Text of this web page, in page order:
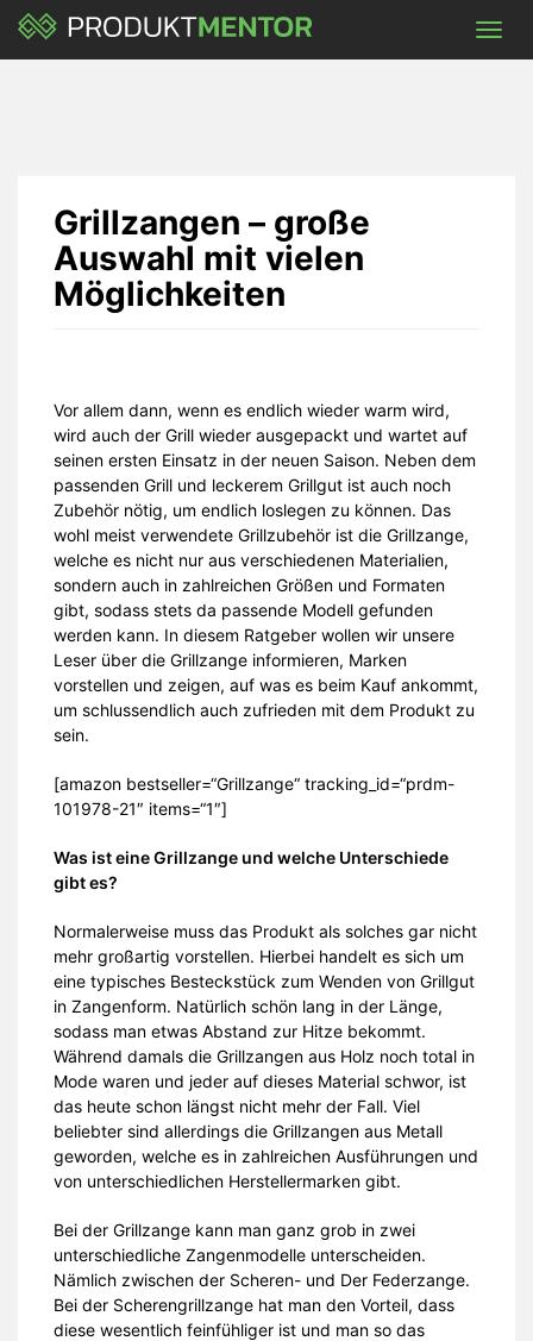
Skip
main
Grillzangen – große
Auswahl mit vielen
Möglichkeiten
Vor allem dann, wenn es endlich wieder warm wird,
wird auch der Grill wieder ausgepackt und wartet auf
seinen ersten Einsatz in der neuen Saison. Neben dem
passenden Grill und leckerem Grillgut ist auch noch
Zubehör nötig, um endlich loslegen zu können. Das
wohl meist verwendete Grillzubehör ist die Grillzange,
welche es nicht nur aus verschiedenen Materialien,
sondern auch in zahlreichen Größen und Formaten
gibt, sodass stets da passende Modell gefunden
werden kann. In diesem Ratgeber wollen wir unsere
Leser über die Grillzange informieren, Marken
vorstellen und zeigen, auf was es beim Kauf ankommt,
um schlussendlich auch zufrieden mit dem Produkt zu
sein.
[amazon bestseller=“Grillzange“ tracking_id=“prdm-
101978-21″ items=“1″]
Was ist eine Grillzange und welche Unterschiede
gibt es?
Normalerweise muss das Produkt als solches gar nicht
mehr großartig vorstellen. Hierbei handelt es sich um
eine typisches Besteckstück zum Wenden von Grillgut
in Zangenform. Natürlich schön lang in der Länge,
sodass man etwas Abstand zur Hitze bekommt.
Während damals die Grillzangen aus Holz noch total in
Mode waren und jeder auf dieses Material schwor, ist
das heute schon längst nicht mehr der Fall. Viel
beliebter sind allerdings die Grillzangen aus Metall
geworden, welche es in zahlreichen Ausführungen und
von unterschiedlichen Herstellermarken gibt.
Bei der Grillzange kann man ganz grob in zwei
unterschiedliche Zangenmodelle unterscheiden.
Nämlich zwischen der Scheren- und Der Federzange.
Bei der Scherengrillzange hat man den Vorteil, dass
diese wesentlich feinfühliger ist und man so das